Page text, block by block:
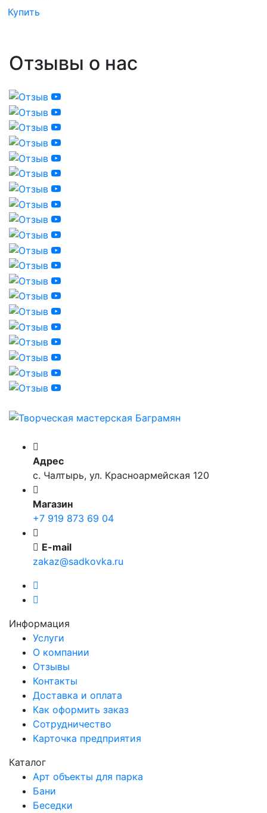
Купить
Отзывы о нас
Адрес
с. Чалтырь, ул. Красноармейская 120
Магазин
+7 919 873 69 04
E-mail
zakaz@sadkovka.ru
Информация
Услуги
О компании
Отзывы
Контакты
Доставка и оплата
Как оформить заказ
Сотрудничество
Карточка предприятия
Каталог
Арт объекты для парка
Бани
Беседки